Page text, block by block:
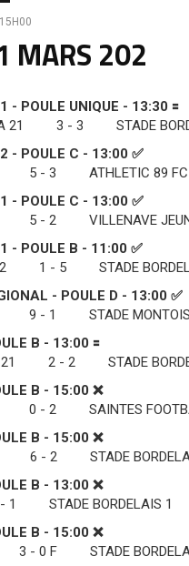
MARS 202
POULE UNIQUE - 13:30 🟰
CA 21 3 - 3 STADE
- POULE C - 13:00 ✅
4 5 - 3 ATHLETIC 89 FC
- POULE C - 13:00 ✅
3 5 - 2 VILLENAVE
- POULE B - 11:00 ✅
2 1 - 5 STADE
- POULE D - 13:00 ✅
1 9 - 1 STADE
B - 13:00 🟰
21 2 - 2 STADE
B - 15:00 ❌
1 0 - 2 SAINTES
B - 15:00 ❌
6 - 2 STADE
B - 13:00 ❌
STADE BORDELAIS 1
B - 15:00 ❌
3 - 0 F STADE